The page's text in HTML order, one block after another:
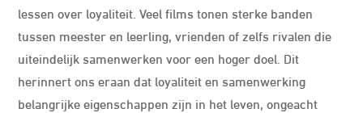
lessen over loyaliteit. Veel films tonen sterke banden
tussen meester en leerling, vrienden of zelfs rivalen die
uiteindelijk samenwerken voor een hoger doel. Dit
herinnert ons eraan dat loyaliteit en samenwerking
belangrijke eigenschappen zijn in het leven, ongeacht